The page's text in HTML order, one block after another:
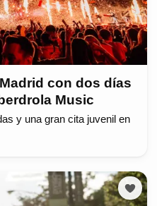
con dos días
Music
y una gran cita juvenil en